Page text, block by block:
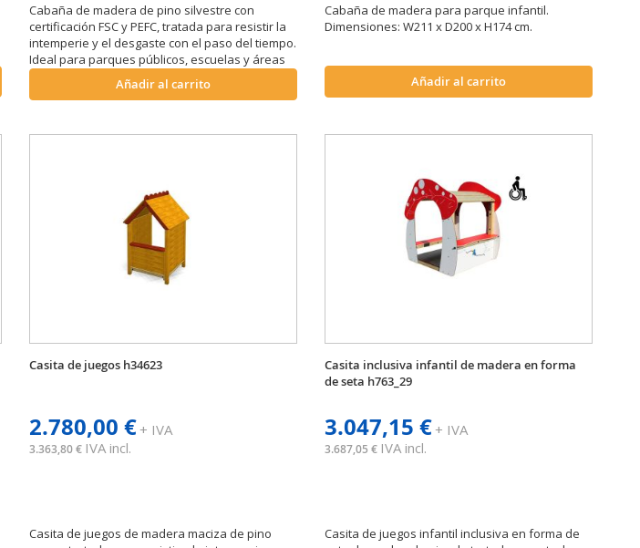
Cabaña de madera de pino silvestre con
certificación FSC y PEFC, tratada para resistir la
intemperie y el desgaste con el paso del tiempo.
Ideal para parques públicos, escuelas y áreas
de juego equipadas. Dimensiones: L. 194 x P.
Añadir al carrito
Cabaña de madera para parque infantil.
Dimensiones: W211 x D200 x H174 cm.
Añadir al carrito
Casita de juegos h34623
2.780,00 €+ IVA
3.363,80 € IVA incl.
Casita de juegos de madera maciza de pino
Casita inclusiva infantil de madera en forma
de seta h763_29
3.047,15 €+ IVA
3.687,05 € IVA incl.
Casita de juegos infantil inclusiva en forma de